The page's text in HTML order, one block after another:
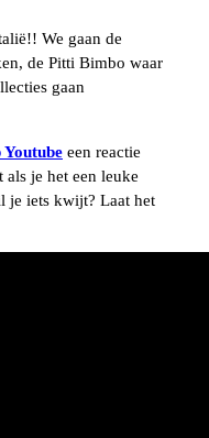
We gaan de
de Pitti Bimbo waar
gaan
Youtube een reactie
als je het een leuke
je iets kwijt? Laat het